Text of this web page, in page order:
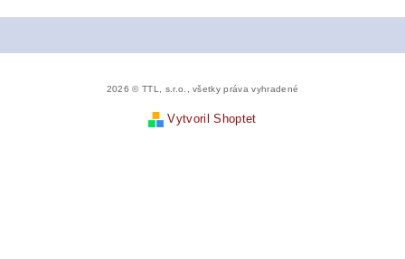
2026 © TTL, s.r.o., všetky práva vyhradené
Vytvoril Shoptet